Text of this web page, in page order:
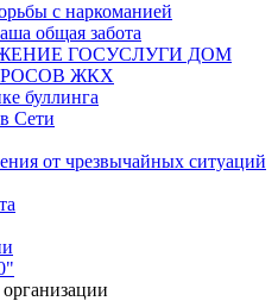
с наркоманией
общая забота
ГОСУСЛУГИ ДОМ
ЖКХ
буллинга
Сети
от чрезвычайных ситуаций